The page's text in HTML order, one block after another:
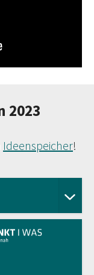
2023
Ideenspeicher!